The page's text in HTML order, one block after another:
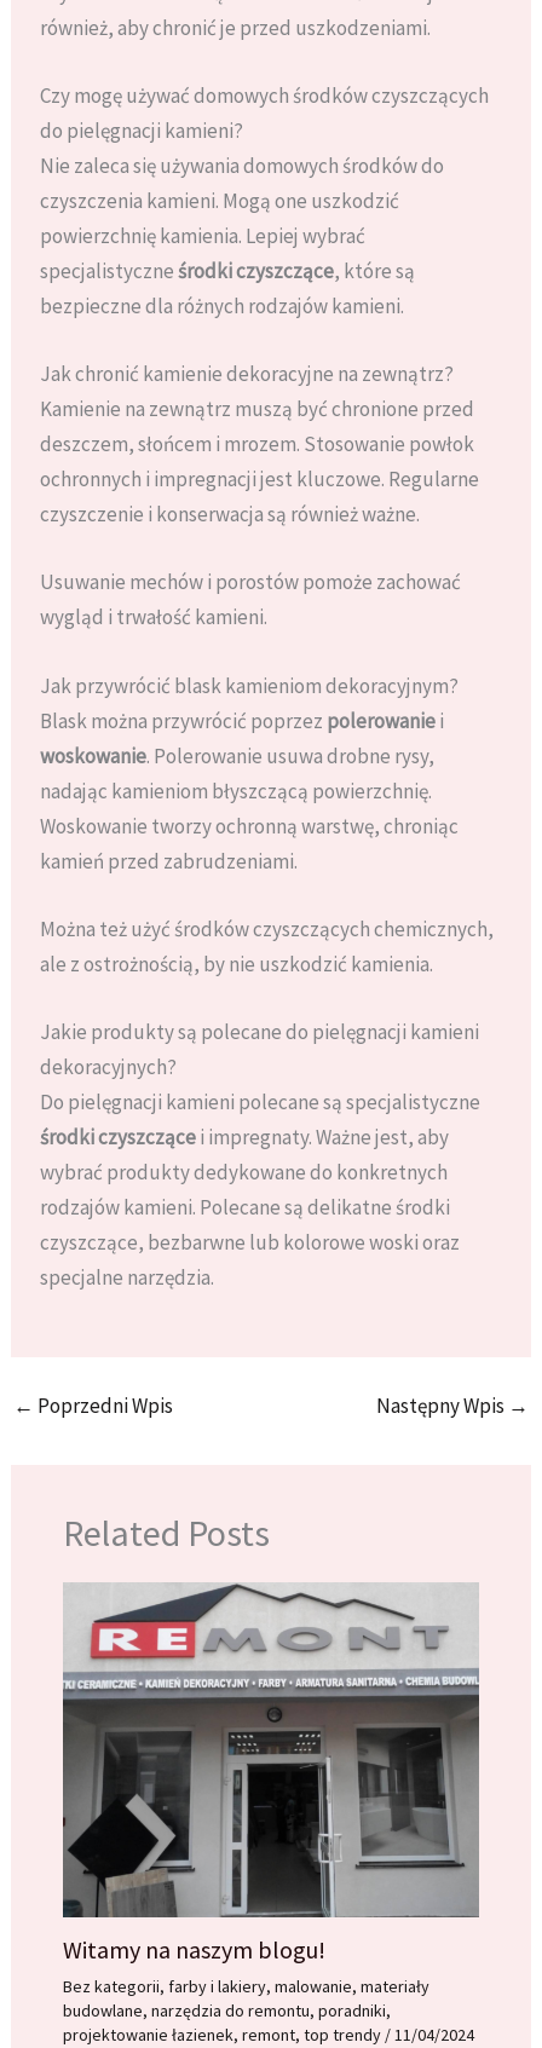
również, aby chronić je przed uszkodzeniami.
Czy mogę używać domowych środków czyszczących
do pielęgnacji kamieni?
Nie zaleca się używania domowych środków do
czyszczenia kamieni. Mogą one uszkodzić
powierzchnię kamienia. Lepiej wybrać
specjalistyczneśrodki czyszczące, które są
bezpieczne dla różnych rodzajów kamieni.
Jak chronić kamienie dekoracyjne na zewnątrz?
Kamienie na zewnątrz muszą być chronione przed
deszczem, słońcem i mrozem. Stosowanie powłok
ochronnych i impregnacji jest kluczowe. Regularne
czyszczenie i konserwacja są również ważne.
Usuwanie mechów i porostów pomoże zachować
wygląd i trwałość kamieni.
Jak przywrócić blask kamieniom dekoracyjnym?
Blask można przywrócić poprzez polerowaniei
woskowanie. Polerowanie usuwa drobne rysy,
nadając kamieniom błyszczącą powierzchnię.
Woskowanie tworzy ochronną warstwę, chroniąc
kamień przed zabrudzeniami.
Można też użyć środków czyszczących chemicznych,
ale z ostrożnością, by nie uszkodzić kamienia.
Jakie produkty są polecane do pielęgnacji kamieni
dekoracyjnych?
Do pielęgnacji kamieni polecane są specjalistyczne
środki czyszczącei impregnaty. Ważne jest, aby
wybrać produkty dedykowane do konkretnych
rodzajów kamieni. Polecane są delikatne środki
czyszczące, bezbarwne lub kolorowe woski oraz
specjalne narzędzia.
← Poprzedni Wpis Następny Wpis →
Related Posts
Witamy na naszym blogu!
Bez kategorii, farby i lakiery, malowanie, materiały
budowlane, narzędzia do remontu, poradniki,
projektowanie łazienek, remont, top trendy/11/04/2024